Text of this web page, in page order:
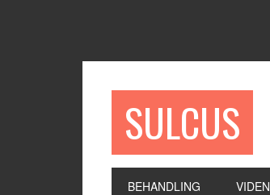
SULCUS
BEHANDLING VIDEN